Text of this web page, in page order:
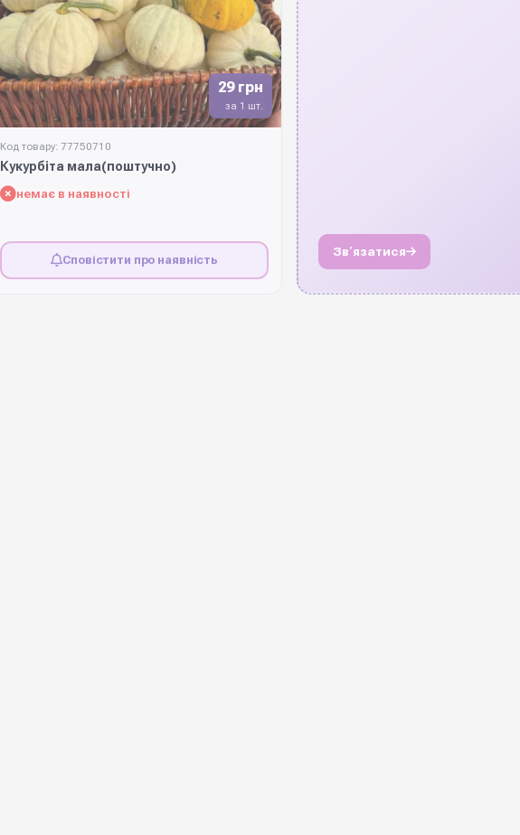
29 грн
за 1 шт.
Код товару: 77750710
Кукурбіта мала(поштучно)
немає в наявності
Сповістити про наявність
Звʼязатися